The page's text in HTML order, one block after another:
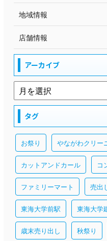
地域情報
店舗情報
アーカイブ
タグ
お祭り やながわクリー
カットアンドカール コ
ファミリーマート 売出
東海大学前駅 東海大学
歳末売り出し 秋祭り